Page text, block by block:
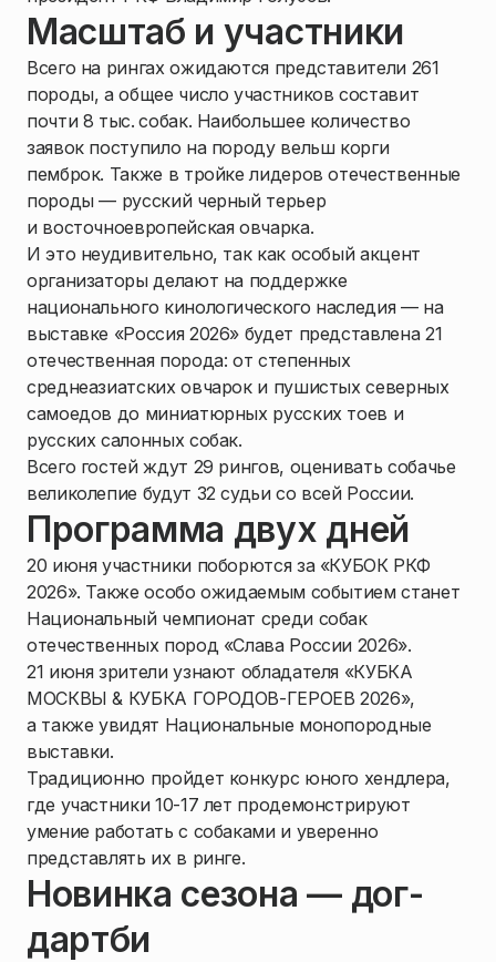
Масштаб и участники
Всего на рингах ожидаются представители 261
породы, а общее число участников составит
почти 8 тыс. собак. Наибольшее количество
заявок поступило на породу вельш корги
пемброк. Также в тройке лидеров отечественные
породы — русский черный терьер
и восточноевропейская овчарка.
И это неудивительно, так как особый акцент
организаторы делают на поддержке
национального кинологического наследия — на
выставке «Россия 2026» будет представлена 21
отечественная порода: от степенных
среднеазиатских овчарок и пушистых северных
самоедов до миниатюрных русских тоев и
русских салонных собак.
Всего гостей ждут 29 рингов, оценивать собачье
великолепие будут 32 судьи со всей России.
Программа двух дней
20 июня участники поборются за «КУБОК РКФ
2026». Также особо ожидаемым событием станет
Национальный чемпионат среди собак
отечественных пород «Слава России 2026».
21 июня зрители узнают обладателя «КУБКА
МОСКВЫ & КУБКА ГОРОДОВ-ГЕРОЕВ 2026»,
а также увидят Национальные монопородные
выставки.
Традиционно пройдет конкурс юного хендлера,
где участники 10-17 лет продемонстрируют
умение работать с собаками и уверенно
представлять их в ринге.
Новинка сезона — дог-
дартби